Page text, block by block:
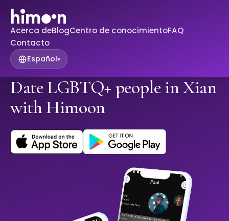
Acerca deBlogCentro de conocimientoFAQ
Contacto
Español▾
Date LGBTQ+ people in Xian
with Himoon